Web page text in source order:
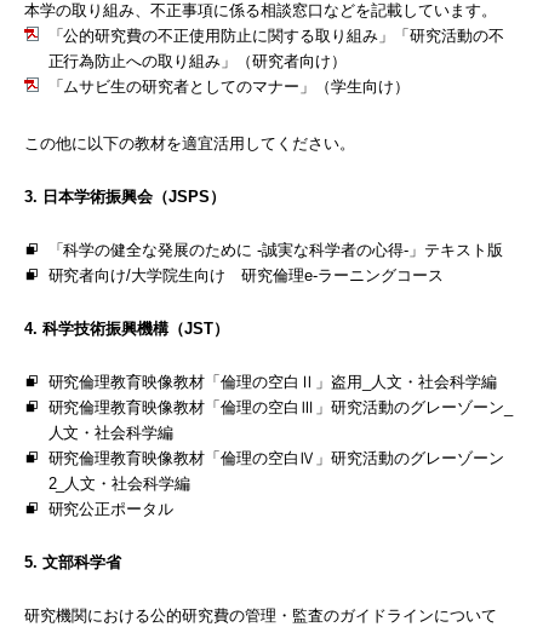
本学の取り組み、不正事項に係る相談窓口などを記載しています。
「公的研究費の不正使用防止に関する取り組み」「研究活動の不
正行為防止への取り組み」（研究者向け）
「ムサビ生の研究者としてのマナー」（学生向け）
この他に以下の教材を適宜活用してください。
3. 日本学術振興会（JSPS）
「科学の健全な発展のために -誠実な科学者の心得-」テキスト版
研究者向け/大学院生向け 研究倫理e-ラーニングコース
4. 科学技術振興機構（JST）
研究倫理教育映像教材「倫理の空白Ⅱ」盗用_人文・社会科学編
研究倫理教育映像教材「倫理の空白Ⅲ」研究活動のグレーゾーン_
人文・社会科学編
研究倫理教育映像教材「倫理の空白Ⅳ」研究活動のグレーゾーン
2_人文・社会科学編
研究公正ポータル
5. 文部科学省
研究機関における公的研究費の管理・監査のガイドラインについて